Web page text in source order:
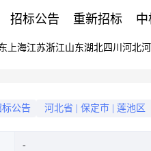
招标公告 重新招标 中
上海江苏浙江山东湖北四川 河北
公告 河北省 保定市 莲池区